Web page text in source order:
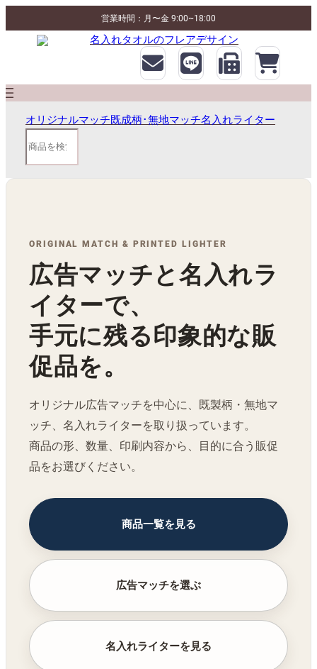
営業時間：月〜金 9:00~18:00
オリジナルマッチ既成柄･無地マッチ名入れライター
索
ORIGINAL MATCH & PRINTED LIGHTER
広告マッチと名入れラ
イターで、
手元に残る印象的な販
促品を。
オリジナル広告マッチを中心に、既製柄・無地マ
ッチ、名入れライターを取り扱っています。
商品の形、数量、印刷内容から、目的に合う販促
品をお選びください。
商品一覧を見る
広告マッチを選ぶ
名入れライターを見る